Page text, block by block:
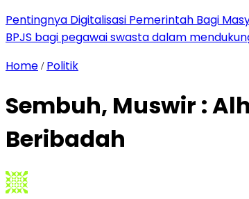
Pentingnya Digitalisasi Pemerintah Bagi
BPJS bagi pegawai swasta dalam
Home / Politik
Sembuh, Muswir :
Beribadah